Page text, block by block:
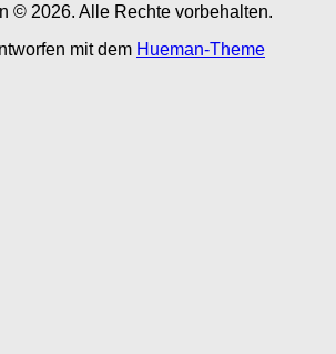
© 2026. Alle Rechte vorbehalten.
mit dem Hueman-Theme